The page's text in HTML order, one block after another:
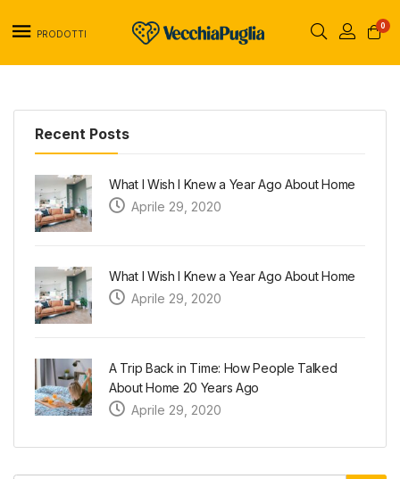
PRODOTTI
0
Recent Posts
What I Wish I Knew a Year Ago About Home
Aprile 29, 2020
What I Wish I Knew a Year Ago About Home
Aprile 29, 2020
A Trip Back in Time: How People Talked
About Home 20 Years Ago
Aprile 29, 2020